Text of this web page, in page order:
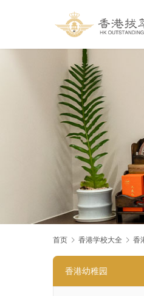
首页 香港学校大全 香
香港幼稚园